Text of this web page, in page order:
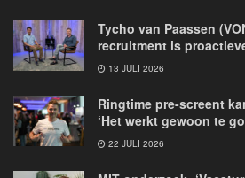
Tycho van Paassen
recruitment is
13 JULI 2026
Ringtime pre-screent
‘Het werkt gewoon te
22 JULI 2026